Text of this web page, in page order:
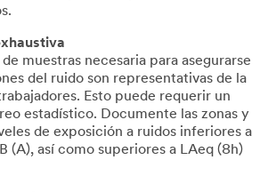
muestras necesaria para asegurarse
del ruido son representativas de la
Esto puede requerir un
estadístico. Documente las zonas y
de exposición a ruidos inferiores a
(A), así como superiores a LAeq (8h)